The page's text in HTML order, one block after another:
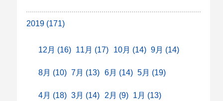
2019 (171)
12月 (16) 11月 (17) 10月 (14) 9月 (14)
8月 (10) 7月 (13) 6月 (14) 5月 (19)
4月 (18) 3月 (14) 2月 (9) 1月 (13)